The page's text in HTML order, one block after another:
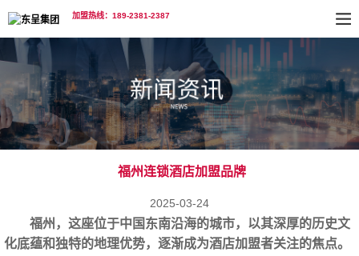
加盟热线：189-2381-2387
福州连锁酒店加盟品牌
2025-03-24
福州，这座位于中国东南沿海的城市，以其深厚的历史文
化底蕴和独特的地理优势，逐渐成为酒店加盟者关注的焦点。